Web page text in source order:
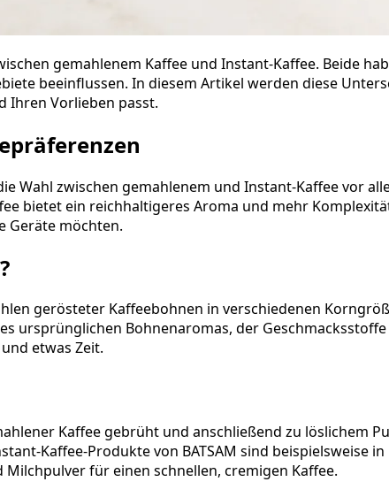
gemahlenem Kaffee und Instant-Kaffee. Beide
beeinflussen. In diesem Artikel werden diese
Ihren Vorlieben passt.
Wahl zwischen gemahlenem und Instant-Kaffee vor
bietet ein reichhaltigeres Aroma und mehr
Geräte möchten.
gerösteter Kaffeebohnen in verschiedenen
ursprünglichen Bohnenaromas, der
etwas Zeit.
Kaffee gebrüht und anschließend zu löslichem
Kaffee-Produkte von BATSAM sind beispielsweise
Milchpulver für einen schnellen, cremigen Kaffee.